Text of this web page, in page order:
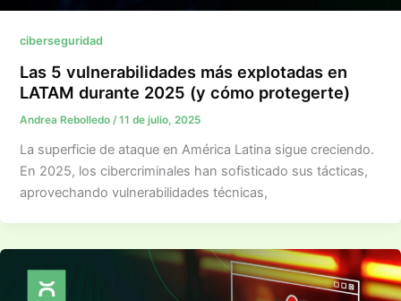
ciberseguridad
Las 5 vulnerabilidades más explotadas en
LATAM durante 2025 (y cómo protegerte)
Andrea Rebolledo /11 de julio, 2025
La superficie de ataque en América Latina sigue creciendo.
En 2025, los cibercriminales han sofisticado sus tácticas,
aprovechando vulnerabilidades técnicas,